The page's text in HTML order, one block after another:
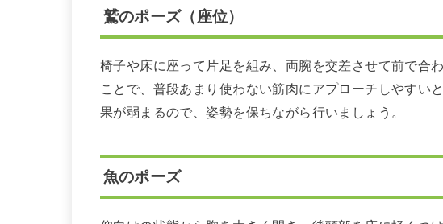
鷲のポーズ（座位）
椅子や床に座って片足を組み、両腕を交差させて前で合
ことで、普段あまり使わない筋肉にアプローチしやすい
果が弱まるので、姿勢を保ちながら行いましょう。
魚のポーズ